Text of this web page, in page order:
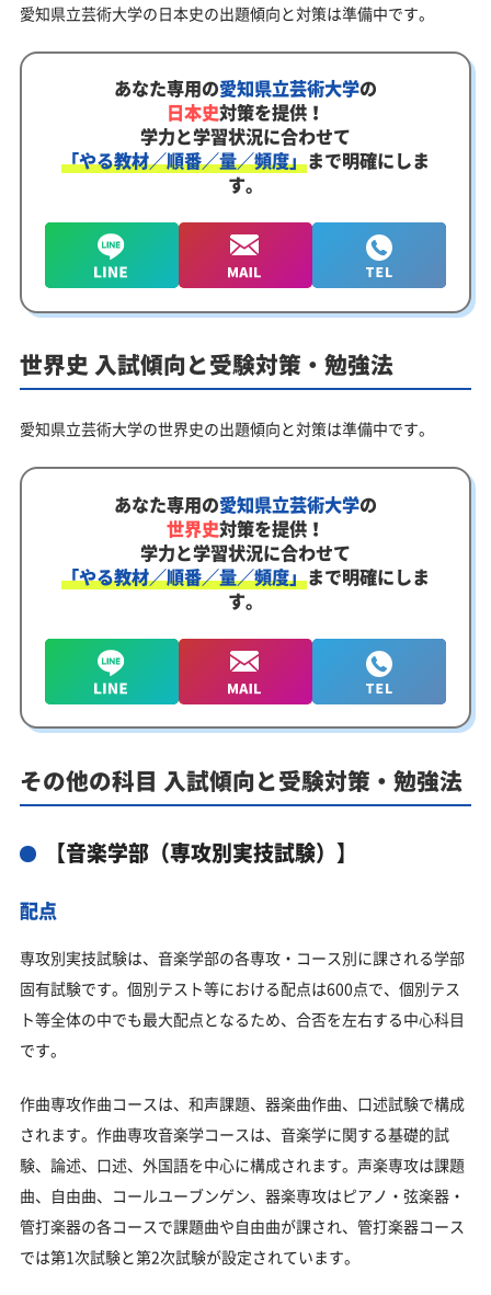
愛知県立芸術大学の日本史の出題傾向と対策は準備中です。
あなた専用の愛知県立芸術大学の
日本史対策を提供！
学力と学習状況に合わせて
「やる教材／順番／量／頻度」まで明確にしま
す。
世界史 入試傾向と受験対策・勉強法
愛知県立芸術大学の世界史の出題傾向と対策は準備中です。
あなた専用の愛知県立芸術大学の
世界史対策を提供！
学力と学習状況に合わせて
「やる教材／順番／量／頻度」まで明確にしま
す。
その他の科目 入試傾向と受験対策・勉強法
【音楽学部（専攻別実技試験）】
配点
専攻別実技試験は、音楽学部の各専攻・コース別に課される学部
固有試験です。個別テスト等における配点は600点で、個別テス
ト等全体の中でも最大配点となるため、合否を左右する中心科目
です。
作曲専攻作曲コースは、和声課題、器楽曲作曲、口述試験で構成
されます。作曲専攻音楽学コースは、音楽学に関する基礎的試
験、論述、口述、外国語を中心に構成されます。声楽専攻は課題
曲、自由曲、コールユーブンゲン、器楽専攻はピアノ・弦楽器・
管打楽器の各コースで課題曲や自由曲が課され、管打楽器コース
では第1次試験と第2次試験が設定されています。